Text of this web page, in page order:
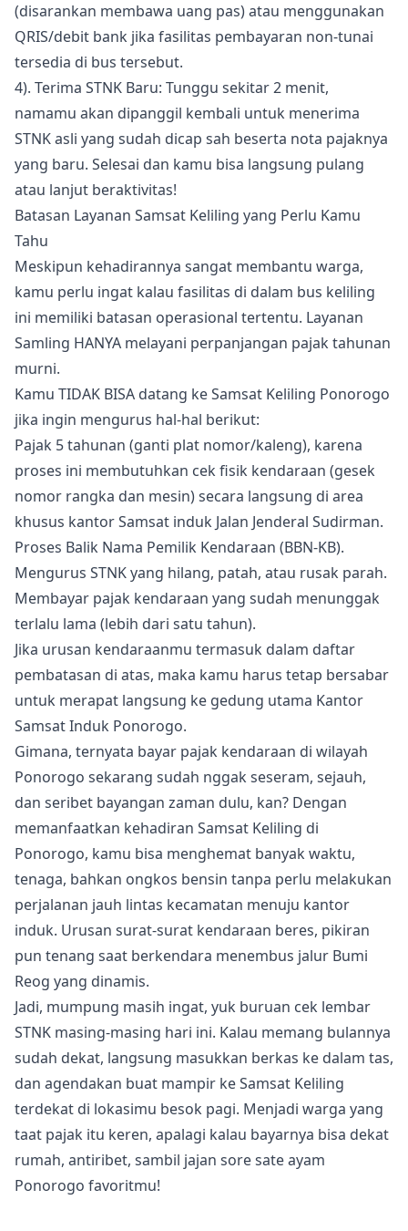
(disarankan membawa uang pas) atau menggunakan
QRIS/debit bank jika fasilitas pembayaran non-tunai
tersedia di bus tersebut.
4). Terima STNK Baru: Tunggu sekitar 2 menit,
namamu akan dipanggil kembali untuk menerima
STNK asli yang sudah dicap sah beserta nota pajaknya
yang baru. Selesai dan kamu bisa langsung pulang
atau lanjut beraktivitas!
Batasan Layanan Samsat Keliling yang Perlu Kamu
Tahu
Meskipun kehadirannya sangat membantu warga,
kamu perlu ingat kalau fasilitas di dalam bus keliling
ini memiliki batasan operasional tertentu. Layanan
Samling HANYA melayani perpanjangan pajak tahunan
murni.
Kamu TIDAK BISA datang ke Samsat Keliling Ponorogo
jika ingin mengurus hal-hal berikut:
Pajak 5 tahunan (ganti plat nomor/kaleng), karena
proses ini membutuhkan cek fisik kendaraan (gesek
nomor rangka dan mesin) secara langsung di area
khusus kantor Samsat induk Jalan Jenderal Sudirman.
Proses Balik Nama Pemilik Kendaraan (BBN-KB).
Mengurus STNK yang hilang, patah, atau rusak parah.
Membayar pajak kendaraan yang sudah menunggak
terlalu lama (lebih dari satu tahun).
Jika urusan kendaraanmu termasuk dalam daftar
pembatasan di atas, maka kamu harus tetap bersabar
untuk merapat langsung ke gedung utama Kantor
Samsat Induk Ponorogo.
Gimana, ternyata bayar pajak kendaraan di wilayah
Ponorogo sekarang sudah nggak seseram, sejauh,
dan seribet bayangan zaman dulu, kan? Dengan
memanfaatkan kehadiran Samsat Keliling di
Ponorogo, kamu bisa menghemat banyak waktu,
tenaga, bahkan ongkos bensin tanpa perlu melakukan
perjalanan jauh lintas kecamatan menuju kantor
induk. Urusan surat-surat kendaraan beres, pikiran
pun tenang saat berkendara menembus jalur Bumi
Reog yang dinamis.
Jadi, mumpung masih ingat, yuk buruan cek lembar
STNK masing-masing hari ini. Kalau memang bulannya
sudah dekat, langsung masukkan berkas ke dalam tas,
dan agendakan buat mampir ke Samsat Keliling
terdekat di lokasimu besok pagi. Menjadi warga yang
taat pajak itu keren, apalagi kalau bayarnya bisa dekat
rumah, antiribet, sambil jajan sore sate ayam
Ponorogo favoritmu!